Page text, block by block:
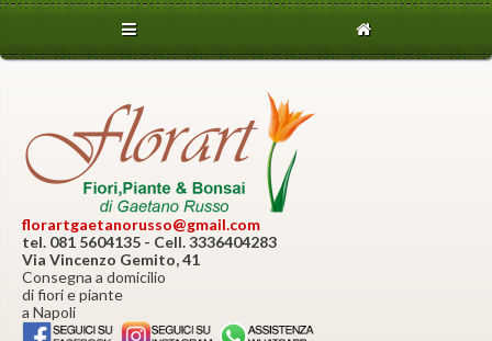
florartgaetanorusso@gmail.com
tel. 081 5604135 - Cell. 3336404283
Via Vincenzo Gemito, 41
Consegna a domicilio
di fiori e piante
a Napoli